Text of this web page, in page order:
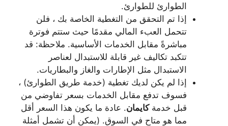
الطوارئ للطوارئ.
إذا تم التحقق من التغطية الخاصة بك ، فلن
تتحمل العبء المالي مقدمًا حيث ستتم فوترة
مباشرةً مقابل الخدمات الأساسية. ملاحظة: قد
تتكبد تكاليف غير قابلة للاستبدال لعناصر
الاستبدال مثل الإطارات والغاز والبطاريات.
إذا لم يكن لديك تغطية (خدمة طريق الطوارئ) ،
فسوف تدفع مقابل الخدمات بسعر تفاوضي من
قبل خدمةكايمان. عادة ما يكون هذا السعر أقل
مما هو متاح في السوق. (يمكن أن تشمل أمثلة